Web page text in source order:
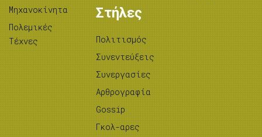
Μηχανοκίνητα
Πολεμικές
Τέχνες
Στήλες
Πολιτισμός
Συνεντεύξεις
Συνεργασίες
Αρθρογραφία
Gossip
Γκολ-αρες